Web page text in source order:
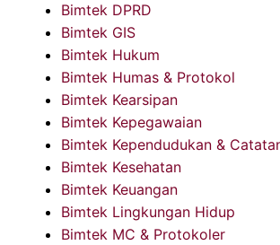
Bimtek DPRD
Bimtek GIS
Bimtek Hukum
Bimtek Humas & Protokol
Bimtek Kearsipan
Bimtek Kepegawaian
Bimtek Kependudukan &
Bimtek Kesehatan
Bimtek Keuangan
Bimtek Lingkungan Hidup
Bimtek MC & Protokoler